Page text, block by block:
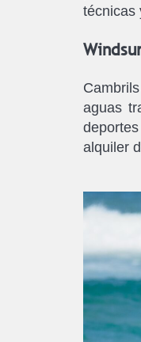
técnicas
aguas
alquiler